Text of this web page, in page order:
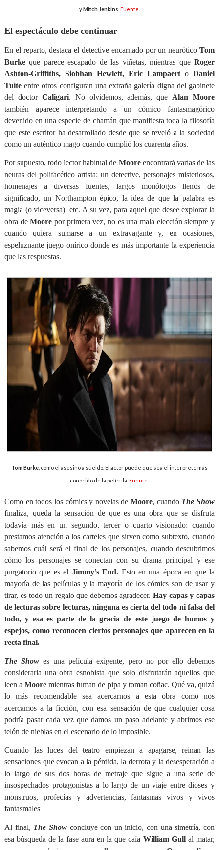
yMitch Jenkins Fuente
El espectáculo debe continuar
En el reparto, destaca el detective encarnado por un neurótico Tom
Burkeque parece escapado de las viñetas, mientras queRoger
Ashton-Griffiths, Siobhan Hewlett, Eric Lampaert oDaniel
Tuiteentre otros configuran una extraña galería digna del gabinete
del doctor Caligari. No olvidemos, además, que Alan Moore
también aparece interpretando a un cómico fantasmagórico
devenido en una especie de chamán que manifiesta toda la filosofía
que este escritor ha desarrollado desde que se reveló a la sociedad
como un auténtico mago cuando cumplió los cuarenta años.
Por supuesto, todo lector habitual de Moore encontrará varias de las
neuras del polifacético artista: un detective, personajes misteriosos,
homenajes a diversas fuentes, largos monólogos llenos de
significado, un Northampton épico, la idea de que la palabra es
magia (o viceversa), etc. A su vez, para aquel que desee explorar la
obra deMoore por primera vez, no es una mala elección siempre y
cuando quiera sumarse a un extravagante y, en ocasiones,
espeluznante juego onírico donde es más importante la experiencia
que las respuestas.
Tom Burke, como el asesino a sueldo. El actor puede que sea el intérprete más
conocido de la película.Fuente
Como en todos los cómics y novelas deMoore, cuando The Show
finaliza, queda la sensación de que es una obra que se disfruta
todavía más en un segundo, tercer o cuarto visionado: cuando
prestamos atención a los carteles que sirven como subtexto, cuando
sabemos cuál será el final de los personajes, cuando descubrimos
cómo los personajes se conectan con su drama principal y ese
purgatorio que es el Jimmy’s End. Esto en una época en que la
mayoría de las películas y la mayoría de los cómics son de usar y
tirar, es todo un regalo que debemos agradecer.Hay capas y capas
de lecturas sobre lecturas, ninguna es cierta del todo ni falsa del
todo, y esa es parte de la gracia de este juego de humos y
espejos, como reconocen ciertos personajes que aparecen en la
recta final.
The Show es una película exigente, pero no por ello debemos
considerarla una obra esnobista que solo disfrutarán aquellos que
leen aMooremientras fuman de pipa y toman coñac. Qué va, quizá
lo más recomendable sea acercarnos a esta obra como nos
acercamos a la ficción, con esa sensación de que cualquier cosa
podría pasar cada vez que damos un paso adelante y abrimos ese
telón de nieblas en el escenario de lo imposible.
Cuando las luces del teatro empiezan a apagarse, reinan las
sensaciones que evocan a la pérdida, la derrota y la desesperación a
lo largo de sus dos horas de metraje que sigue a una serie de
insospechados protagonistas a lo largo de un viaje entre dioses y
monstruos, profecías y advertencias, fantasmas vivos y vivos
fantasmales
Al final, The Showconcluye con un inicio, con una simetría, con
esa búsqueda de la fase aura en la que caía William Gullal matar,